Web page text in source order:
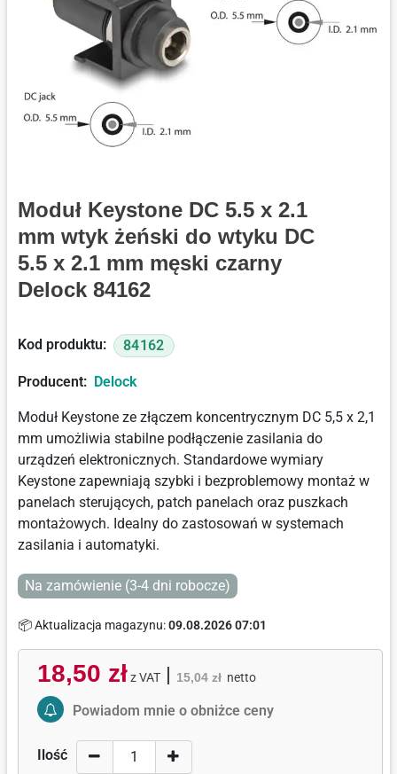
Moduł Keystone DC 5.5 x 2.1
mm wtyk żeński do wtyku DC
5.5 x 2.1 mm męski czarny
Delock 84162
Kod produktu: 84162
Producent: Delock
Moduł Keystone ze złączem koncentrycznym DC 5,5 x 2,1
mm umożliwia stabilne podłączenie zasilania do
urządzeń elektronicznych. Standardowe wymiary
Keystone zapewniają szybki i bezproblemowy montaż w
panelach sterujących, patch panelach oraz puszkach
montażowych. Idealny do zastosowań w systemach
zasilania i automatyki.
Na zamówienie (3-4 dni robocze)
📦 Aktualizacja magazynu:09.08.2026 07:01
18,50 zł z VAT| 15,04 zł netto
Activate Price Alert
Powiadom mnie o obniżce ceny
Ilość